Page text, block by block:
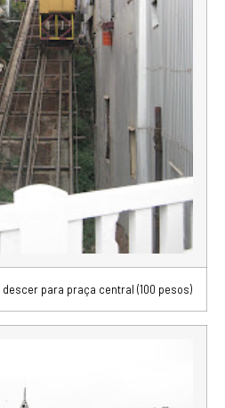
para praça central (100 pesos)